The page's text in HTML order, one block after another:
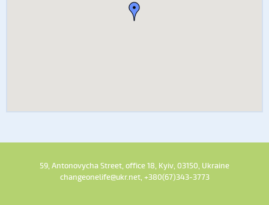
59, Antonovycha Street, office 18, Kyiv, 03150, Ukraine
changeonelife@ukr.net, +380(67)343-3773